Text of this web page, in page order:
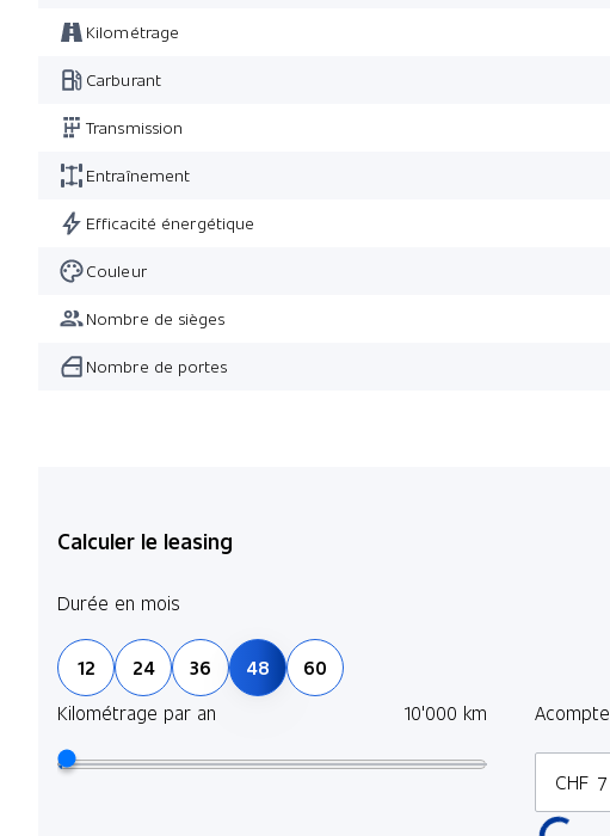
Kilométrage
Carburant
Transmission
Entraînement
Efficacité énergétique
Couleur
Nombre de sièges
Nombre de portes
Calculer le leasing
Durée en mois
12 24 36 48
60
Kilométrage par an
10'000 km Acompte
CHF